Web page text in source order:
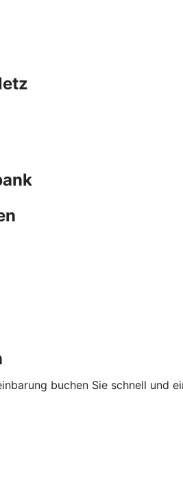
buchen Sie schnell und